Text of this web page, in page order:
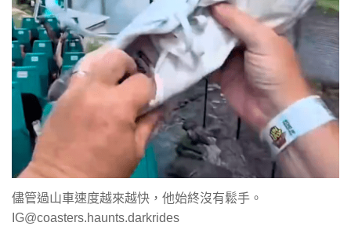
儘管過山車速度越來越快，他始終沒有鬆手。
IG@coasters.haunts.darkrides